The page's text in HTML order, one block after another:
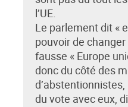
l’UE.
Le parlement dit «
pouvoir de
fausse « Europe
donc du côté des
du vote avec eux,